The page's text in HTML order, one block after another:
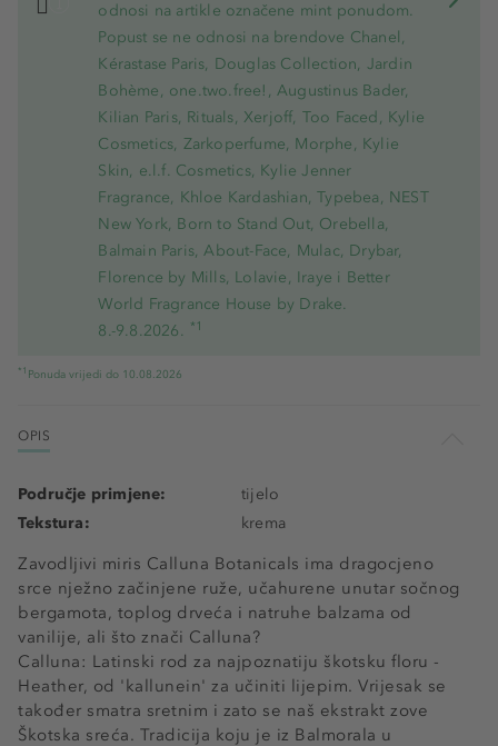
odnosi na artikle označene mint ponudom.
Popust se ne odnosi na brendove Chanel,
Kérastase Paris, Douglas Collection, Jardin
Bohème, one.two.free!, Augustinus Bader,
Kilian Paris, Rituals, Xerjoff, Too Faced, Kylie
Cosmetics, Zarkoperfume, Morphe, Kylie
Skin, e.l.f. Cosmetics, Kylie Jenner
Fragrance, Khloe Kardashian, Typebea, NEST
New York, Born to Stand Out, Orebella,
Balmain Paris, About-Face, Mulac, Drybar,
Florence by Mills, Lolavie, Iraye i Better
World Fragrance House by Drake.
8.-9.8.2026. *1
*1 Ponuda vrijedi do 10.08.2026
OPIS
Zavodljivi miris Calluna Botanicals ima dragocjeno
srce nježno začinjene ruže, učahurene unutar sočnog
bergamota, toplog drveća i natruhe balzama od
vanilije, ali što znači Calluna?
Calluna: Latinski rod za najpoznatiju škotsku floru -
Heather, od 'kallunein' za učiniti lijepim. Vrijesak se
također smatra sretnim i zato se naš ekstrakt zove
Škotska sreća. Tradicija koju je iz Balmorala u
Područje primjene:
tijelo
Tekstura:
krema